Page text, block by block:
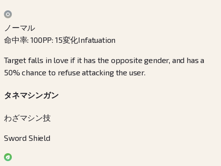
ノーマル
命中率:100PP: 15変化Infatuation
Target falls in love if it has the opposite gender, and has a
50% chance to refuse attacking the user.
タネマシンガン
わざマシン技
Sword Shield